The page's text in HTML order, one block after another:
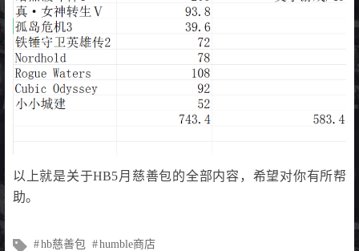
以上就是关于HB5月慈善包的全部内容，希望对你有所帮
助。
文hb慈善包 humble商店